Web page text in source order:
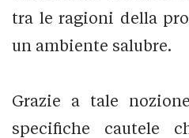
tra le ragioni della
un ambiente salubre.
Grazie a tale
specifiche cautele